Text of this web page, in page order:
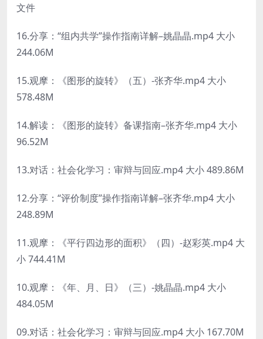
文件
16.分享：“组内共学”操作指南详解–姚晶晶.mp4 大小
244.06M
15.观摩：《图形的旋转》（五）-张齐华.mp4 大小
578.48M
14.解读：《图形的旋转》备课指南–张齐华.mp4 大小
96.52M
13.对话：社会化学习：审辩与回应.mp4 大小 489.86M
12.分享：“评价制度”操作指南详解–张齐华.mp4 大小
248.89M
11.观摩：《平行四边形的面积》（四）-赵彩英.mp4 大
小 744.41M
10.观摩：《年、月、日》（三）-姚晶晶.mp4 大小
484.05M
09.对话：社会化学习：审辩与回应.mp4 大小 167.70M